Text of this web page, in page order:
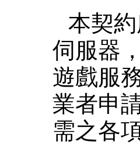
本契
伺服器
遊戲服
業者申
需之各